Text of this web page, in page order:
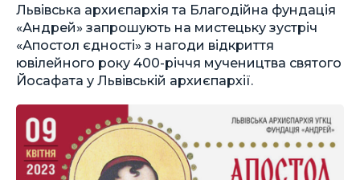
Львівська архиєпархія та Благодійна фундація
«Андрей» запрошують на мистецьку зустріч
«Апостол єдності» з нагоди відкриття
ювілейного року 400-річчя мучеництва святого
Йосафата у Львівській архиєпархії.